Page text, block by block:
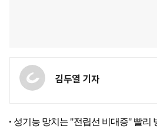
김두열 기자